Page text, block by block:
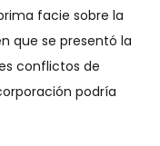
facie sobre la
que se presentó la
conflictos de
podría